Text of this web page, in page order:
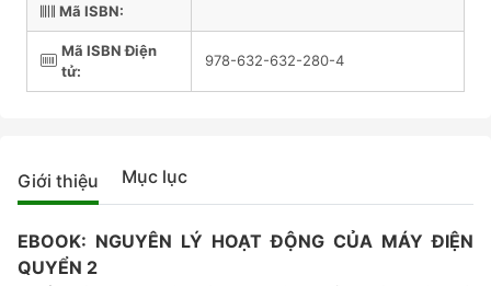
Mã ISBN:
Mã ISBN Điện
tử:
978-632-632-280-4
Giới thiệu Mục lục
EBOOK: NGUYÊN LÝ HOẠT ĐỘNG CỦA MÁY ĐIỆN
QUYỂN 2